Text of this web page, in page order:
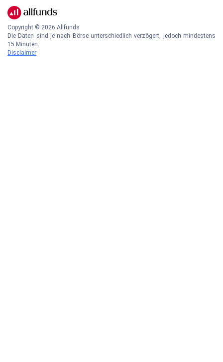
Copyright © 2026 Allfunds
Die Daten sind je nach Börse unterschiedlich verzögert, jedoch mindestens
15 Minuten.
Disclaimer